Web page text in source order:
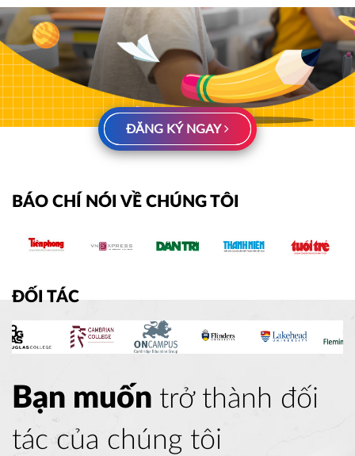
ĐĂNG KÝ NGAY
BÁO CHÍ NÓI VỀ CHÚNG TÔI
ĐỐI TÁC
Bạn muốn trở thành đối
tác của chúng tôi